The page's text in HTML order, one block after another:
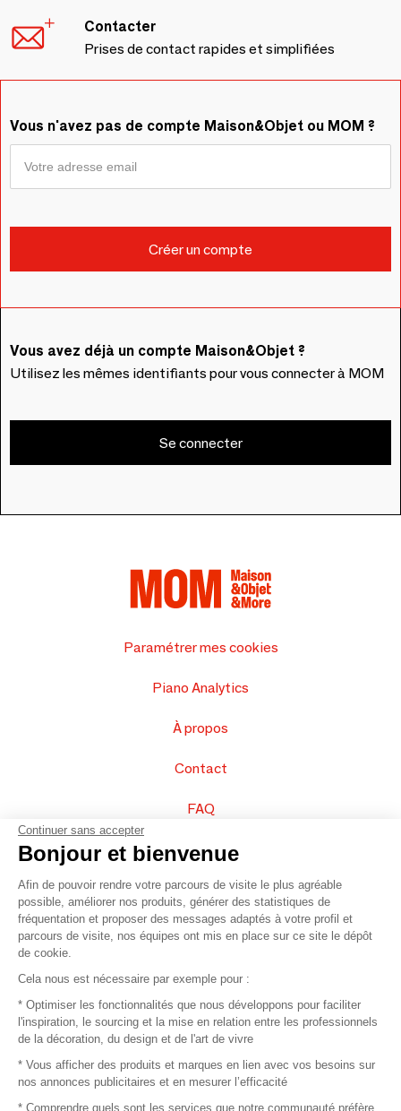
Contacter
Prises de contact rapides et simplifiées
Vous n'avez pas de compte Maison&Objet ou MOM ?
Vous avez déjà un compte Maison&Objet ?
Utilisez les mêmes identifiants pour vous connecter à MOM
Se connecter
Paramétrer mes cookies
Piano Analytics
À propos
Contact
FAQ
Vendez vos produits
Plan du site
© 2016 –Organisation SAFI
Recrutement
Continuer sans accepter
Bonjour et bienvenue
Afin de pouvoir rendre votre parcours de visite le plus agréable
possible, améliorer nos produits, générer des statistiques de
fréquentation et proposer des messages adaptés à votre profil et
parcours de visite, nos équipes ont mis en place sur ce site le dépôt
de cookie.
Cela nous est nécessaire par exemple pour :
* Optimiser les fonctionnalités que nous développons pour faciliter
l'inspiration, le sourcing et la mise en relation entre les professionnels
de la décoration, du design et de l'art de vivre
* Vous afficher des produits et marques en lien avec vos besoins sur
nos annonces publicitaires et en mesurer l’efficacité
* Comprendre quels sont les services que notre communauté préfère